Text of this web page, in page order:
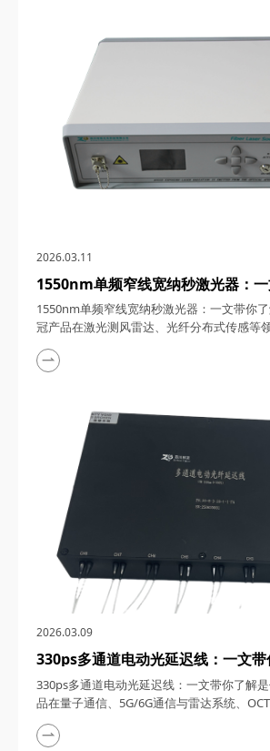
款产品的内在魅力。 一、1...
2026.03.11
1550nm单频窄线宽纳秒激光器：
么？详解梓冠产品在激光测风雷达、
等领域的实际应用
1550nm单频窄线宽纳秒激光器：一文带你
冠产品在激光测风雷达、光纤分布式传感等
1550nm单频窄线宽纳秒激光器，在激光技术
如一颗璀璨的明星，以其独特的光学特性和
越的性能和稳定的表现，成为了市场上的热
2026.03.09
330ps多通道电动光延迟线：一文带
详解梓冠产品在量子通信、5G/6G
统、OCT、太赫兹等领域的实际应用
330ps多通道电动光延迟线：一文带你了解
品在量子通信、5G/6G通信与雷达系统、
实际应用 330ps多通道电动光延迟线，在光
飞速发展中，凭借其高精度、多通道、可调